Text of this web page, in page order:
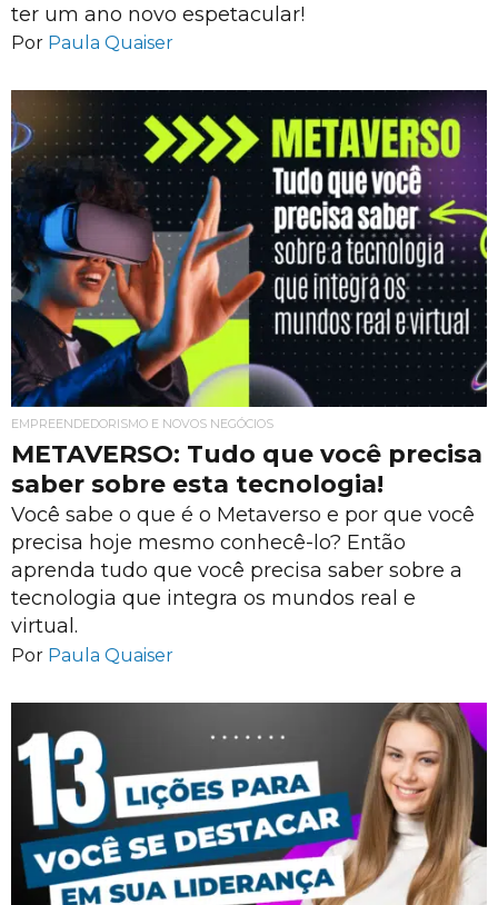
ter um ano novo espetacular!
Por Paula Quaiser
EMPREENDEDORISMO E NOVOS NEGÓCIOS
METAVERSO: Tudo que você precisa
saber sobre esta tecnologia!
Você sabe o que é o Metaverso e por que você
precisa hoje mesmo conhecê-lo? Então
aprenda tudo que você precisa saber sobre a
tecnologia que integra os mundos real e
virtual.
Por Paula Quaiser